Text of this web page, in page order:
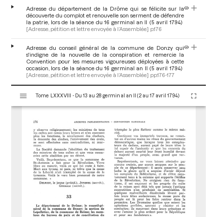
Adresse du département de la Drôme qui se félicite sur la
découverte du complot et renouvelle son serment de défendre
la patrie, lors de la séance du 16 germinal an II (5 avril 1794)
[Adresse, pétition et lettre envoyée à l’Assemblée] p.176
Adresse du conseil général de la commune de Donzy qui
s'indigne de la nouvelle de la conspiration et remercie la
Convention pour les mesures vigoureuses déployées à cette
occasion, lors de la séance du 16 germinal an II (5 avril 1794)
[Adresse, pétition et lettre envoyée à l’Assemblée] pp.176-177
Adresse de la section Lepeletier de la commune de Reims qui
félicite la Convention sur les mesures prises pour déjouer les
conspirateurs et l'invite à rester à son poste, lors de la séance
envoyée à l’Assemblée] p.177
Adresse des membres du bureau de la paix et de conciliation
du 2e arrondissement de Paris qui félicitent la Convention sur
ses heureux succès et l'invitent à rester à son poste, lors de la
séance du 16 germinal an II (5 avril 1794) [Adresse, pétition et
lettre envoyée à l’Assemblée] p.177
Adresse du département du Cantal qui félicite la Convention
d'avoir échappé à nouveau au couteau des assassins qui
voulaient rétablir le trône et le cimenter du sang des patriotes,
lors de la séance du 16 germinal an II (5 avril 1794)
[Adresse,
pétition et lettre envoyée à l’Assemblée] pp.177-178
s
Tome LXXXVIII - Du 13 au 28 germinal an II (2 au 17 avril 1794)